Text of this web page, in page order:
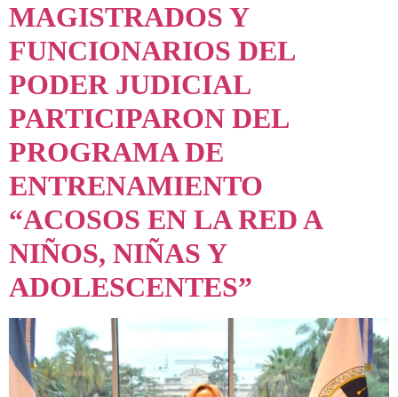
MAGISTRADOS Y
FUNCIONARIOS DEL
PODER JUDICIAL
PARTICIPARON DEL
PROGRAMA DE
ENTRENAMIENTO
“ACOSOS EN LA RED A
NIÑOS, NIÑAS Y
ADOLESCENTES”